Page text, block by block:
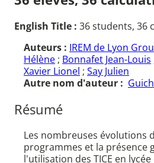
English Title : 36 students, 36
Auteurs : IREM de Lyon
Hélène ; Bonnafet Jean-Louis
Xavier Lionel ; Say Julien
Autre nom d'auteur :
Résumé
Les nombreuses évolutions
programmes et la présence
l'utilisation des TICE en